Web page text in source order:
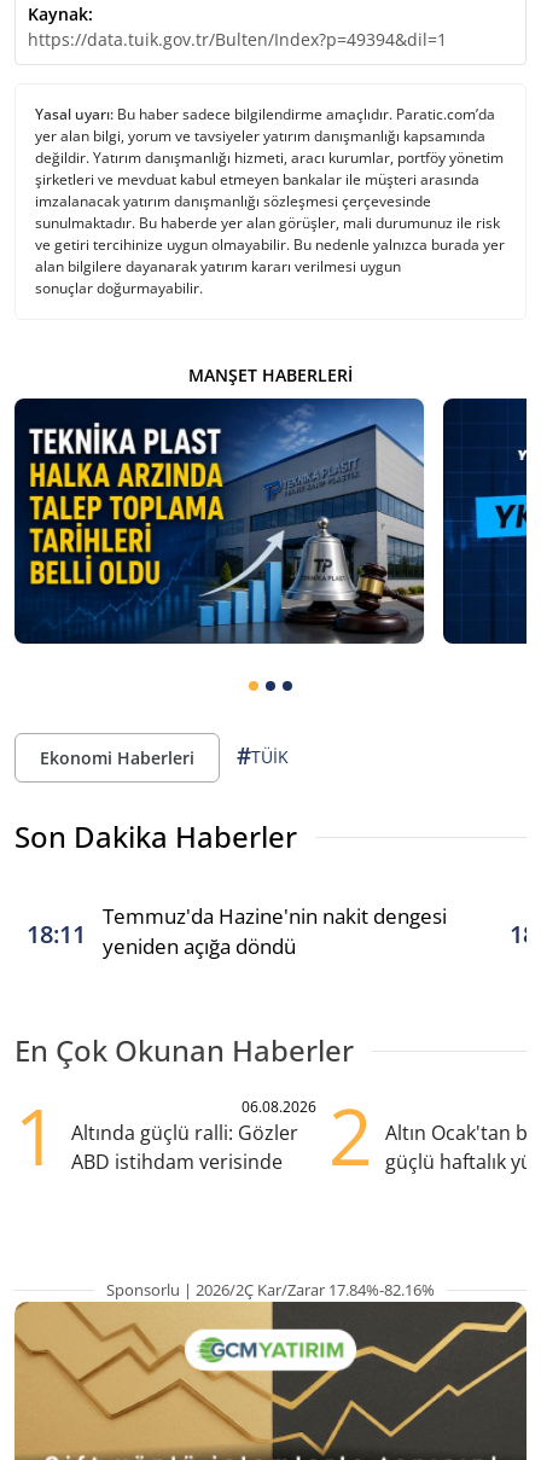
Kaynak:
https://data.tuik.gov.tr/Bulten/Index?p=49394&dil=1
Yasal uyarı: Bu haber sadece bilgilendirme amaçlıdır. Paratic.com’da
yer alan bilgi, yorum ve tavsiyeler yatırım danışmanlığı kapsamında
değildir. Yatırım danışmanlığı hizmeti, aracı kurumlar, portföy yönetim
şirketleri ve mevduat kabul etmeyen bankalar ile müşteri arasında
imzalanacak yatırım danışmanlığı sözleşmesi çerçevesinde
sunulmaktadır. Bu haberde yer alan görüşler, mali durumunuz ile risk
ve getiri tercihinize uygun olmayabilir. Bu nedenle yalnızca burada yer
alan bilgilere dayanarak yatırım kararı verilmesi uygun
sonuçlar doğurmayabilir.
MANŞET HABERLERI
Ekonomi Haberleri #TÜİK
Son Dakika Haberler
18:11
Temmuz'da Hazine'nin nakit dengesi
yeniden açığa döndü
En Çok Okunan Haberler
1 06.08.2026
Altında güçlü ralli: Gözler
ABD istihdam verisinde
2
Altın Ocak'tan
güçlü haftalık
Sponsorlu | 2026/2Ç Kar/Zarar 17.84%-82.16%